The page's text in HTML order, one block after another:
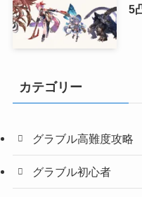
5
カテゴリー
グラブル高難度攻略
グラブル初心者